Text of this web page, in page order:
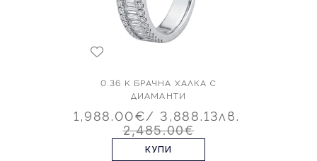
0.36 K БРАЧНА ХАЛКА С
ДИАМАНТИ
1,988.00€/ 3,888.13лв.
2,485.00€
КУПИ